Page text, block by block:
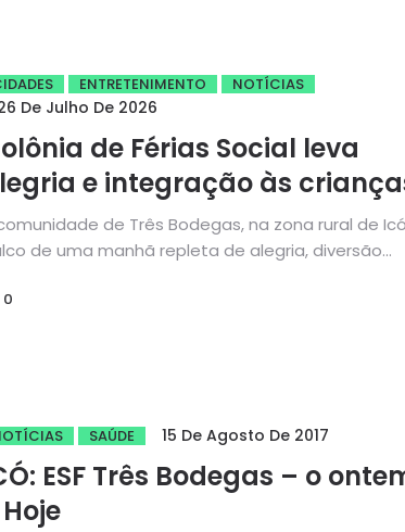
ENTRETENIMENTO NOTÍCIAS
De Julho De 2026
de Férias Social leva
e integração às
zona rural de Icó
de Três Bodegas, na zona rural de
de uma manhã repleta de alegria, diversão...
0
SAÚDE 15 De Agosto De 2017
ESF Três Bodegas – o